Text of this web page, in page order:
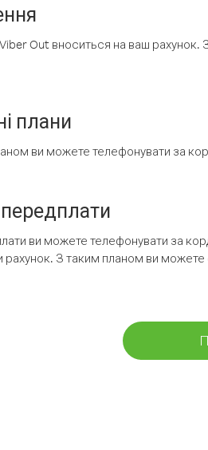
Out вноситься на ваш рахунок.
плани
ви можете телефонувати за
ви можете телефонувати за
рахунок. З таким планом ви можете